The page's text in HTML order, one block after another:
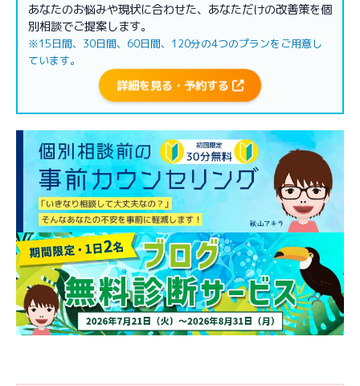
あなたのお悩みや現状に合わせた、あなただけの改善策を個
別相談でご提案します。
※15日間、30日間、60日間、120分の4つのプランをご用意し
ています。
詳細を見る・予約する